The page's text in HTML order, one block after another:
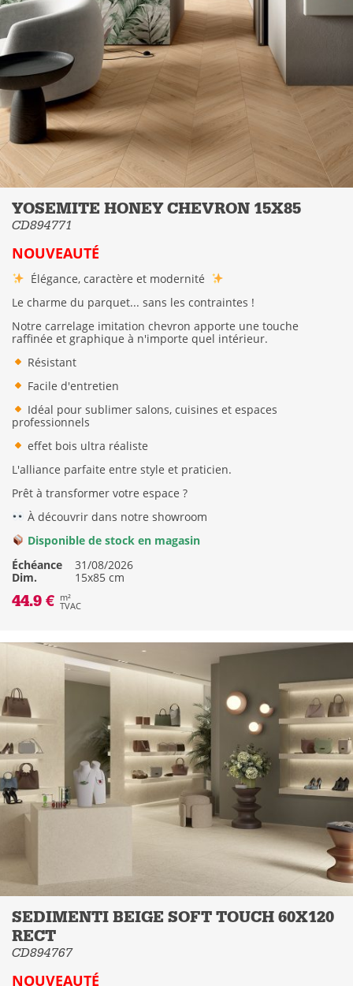
YOSEMITE HONEY CHEVRON 15X85
CD894771
NOUVEAUTÉ
Élégance, caractère et modernité
Le charme du parquet... sans les contraintes !
Notre carrelage imitation chevron apporte une touche
raffinée et graphique à n'importe quel intérieur.
Résistant
Facile d'entretien
Idéal pour sublimer salons, cuisines et espaces
professionnels
effet bois ultra réaliste
L'alliance parfaite entre style et praticien.
Prêt à transformer votre espace ?
À découvrir dans notre showroom
Disponible de stock en magasin
Échéance
31/08/2026
Dim.
15x85 cm
44.9 € m²
TVAC
SEDIMENTI BEIGE SOFT TOUCH 60X120
RECT
CD894767
NOUVEAUTÉ